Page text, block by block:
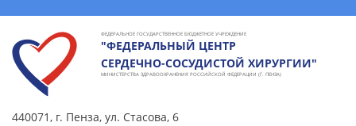
ФЕДЕРАЛЬНОЕ ГОСУДАРСТВЕННОЕ БЮДЖЕТНОЕ УЧРЕЖДЕНИЕ
"ФЕДЕРАЛЬНЫЙ ЦЕНТР
СЕРДЕЧНО-СОСУДИСТОЙ ХИРУРГИИ"
МИНИСТЕРСТВА ЗДРАВООХРАНЕНИЯ РОССИЙСКОЙ ФЕДЕРАЦИИ (Г. ПЕНЗА)
440071, г. Пенза, ул. Стасова, 6